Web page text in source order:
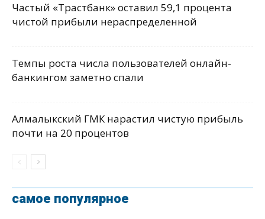
Частый «Трастбанк» оставил 59,1 процента
чистой прибыли нераспределенной
Темпы роста числа пользователей онлайн-
банкингом заметно спали
Алмалыкский ГМК нарастил чистую прибыль
почти на 20 процентов
самое популярное